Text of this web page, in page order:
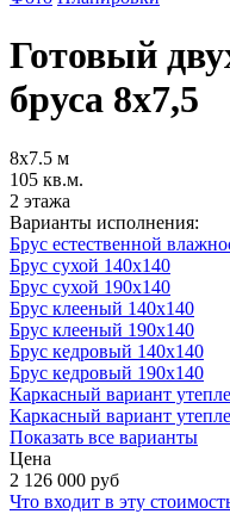
Готовый
бруса 8х7,5
8х7.5 м
105 кв.м.
2 этажа
Варианты исполнения:
Брус естественной
Брус сухой 140x140
Брус сухой 190x140
Брус клееный 140x140
Брус клееный 190x140
Брус кедровый 140x140
Брус кедровый 190x140
Каркасный вариант
Каркасный вариант
Показать все варианты
Цена
2 126 000 руб
Что входит в эту